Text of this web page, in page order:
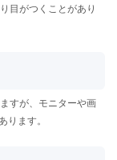
目がつくことがあり
すが、モニターや画
ります。